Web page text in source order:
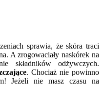
sprawia, że skóra traci
A zrogowaciały naskórek na
składników odżywczych.
. Chociaż nie powinno
Jeżeli nie masz czasu na